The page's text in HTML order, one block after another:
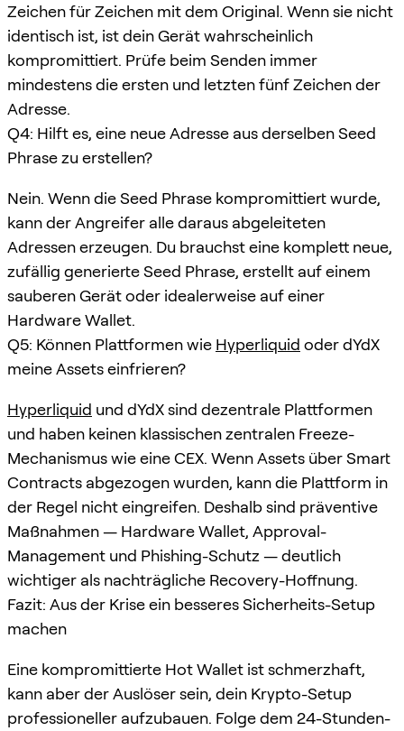
Zeichen für Zeichen mit dem Original. Wenn sie nicht
identisch ist, ist dein Gerät wahrscheinlich
kompromittiert. Prüfe beim Senden immer
mindestens die ersten und letzten fünf Zeichen der
Adresse.
Q4: Hilft es, eine neue Adresse aus derselben Seed
Phrase zu erstellen?
Nein. Wenn die Seed Phrase kompromittiert wurde,
kann der Angreifer alle daraus abgeleiteten
Adressen erzeugen. Du brauchst eine komplett neue,
zufällig generierte Seed Phrase, erstellt auf einem
sauberen Gerät oder idealerweise auf einer
Hardware Wallet.
Q5: Können Plattformen wie Hyperliquid oder dYdX
meine Assets einfrieren?
Hyperliquid und dYdX sind dezentrale Plattformen
und haben keinen klassischen zentralen Freeze-
Mechanismus wie eine CEX. Wenn Assets über Smart
Contracts abgezogen wurden, kann die Plattform in
der Regel nicht eingreifen. Deshalb sind präventive
Maßnahmen — Hardware Wallet, Approval-
Management und Phishing-Schutz — deutlich
wichtiger als nachträgliche Recovery-Hoffnung.
Fazit: Aus der Krise ein besseres Sicherheits-Setup
machen
Eine kompromittierte Hot Wallet ist schmerzhaft,
kann aber der Auslöser sein, dein Krypto-Setup
professioneller aufzubauen. Folge dem 24-Stunden-